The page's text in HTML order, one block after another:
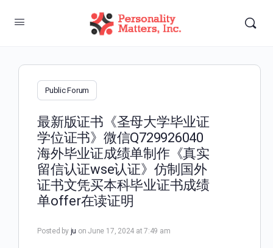
Public Forum
最新版证书《圣母大学毕业证
学位证书》微信Q729926040
海外毕业证成绩单制作《真实
留信认证wse认证》仿制国外
证书文凭买本科毕业证书成绩
单offer在读证明
Posted by ju on June 17, 2024 at 7:49 am